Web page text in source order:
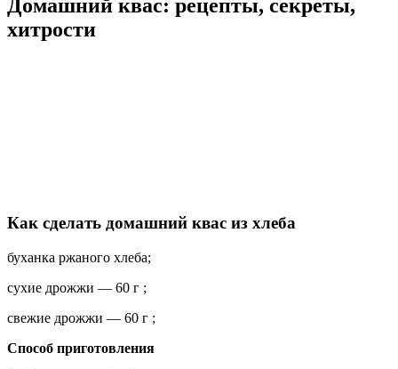
Домашний квас: рецепты, секреты,
хитрости
Как сделать домашний квас из хлеба
буханка ржаного хлеба;
сухие дрожжи — 60 г ;
свежие дрожжи — 60 г ;
Способ приготовления